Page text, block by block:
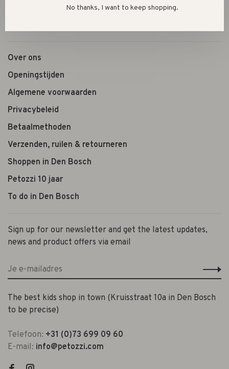
Over ons
Openingstijden
Algemene voorwaarden
Privacybeleid
Betaalmethoden
Verzenden, ruilen & retourneren
Shoppen in Den Bosch
Petozzi 10 jaar
To do in Den Bosch
Sign up for our newsletter and get the latest updates,
news and product offers via email
The best kids shop in town (Kruisstraat 10a in Den Bosch
to be precise)
Telefoon: +31 (0)73 699 09 60
E-mail: info@petozzi.com
No thanks, I want to keep shopping.